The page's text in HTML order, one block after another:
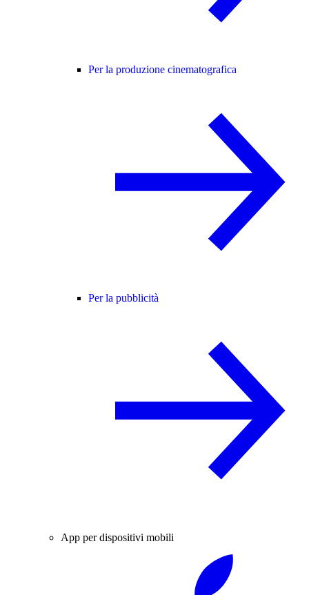
Per la produzione cinematografica
Per la pubblicità
App per dispositivi mobili